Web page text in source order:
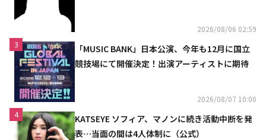
2026/08/06 02:59
3
「MUSIC BANK」日本公演、今年も12月に国立
競技場にて開催決定！出演アーティストに期待
2026/08/07 10:00
4
KATSEYE ソフィア、マノンに続き活動中断を発
表…当面の間は4人体制に（公式）